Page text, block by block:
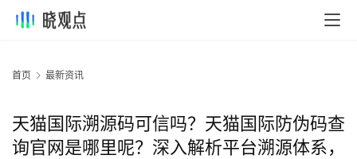
首页 最新资讯
天猫国际溯源码可信吗？天猫国际防伪码查
询官网是哪里呢？深入解析平台溯源体系，